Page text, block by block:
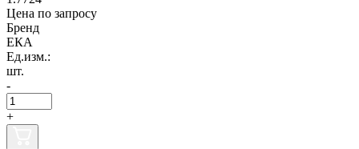
Цена по запросу
Бренд
ЕКА
Ед.изм.:
шт.
-
+